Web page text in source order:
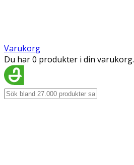
Varukorg
Du har 0 produkter i din varukorg.